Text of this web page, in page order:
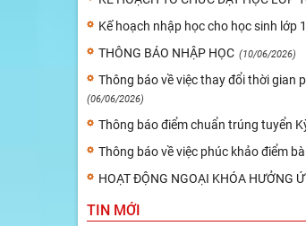
Kế hoạch nhập học cho học sinh lớp
THÔNG BÁO NHẬP HỌC (10/06/2026)
Thông báo về việc thay đổi thời gian
(06/06/2026)
Thông báo điểm chuẩn trúng tuyển
Thông báo về việc phúc khảo điểm
HOẠT ĐỘNG NGOẠI KHÓA HƯỞNG
TIN MỚI